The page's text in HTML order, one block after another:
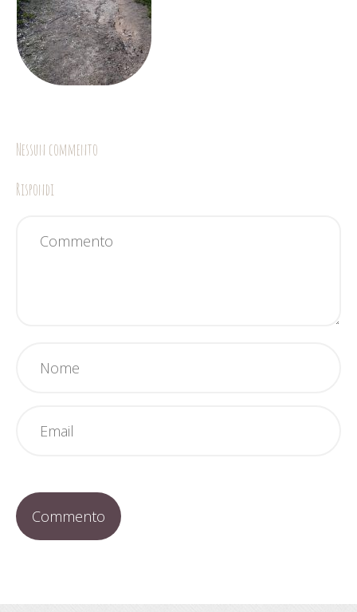
Nessun commento
Rispondi